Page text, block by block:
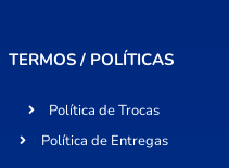
TERMOS / POLÍTICAS
Política de Trocas
Política de Entregas